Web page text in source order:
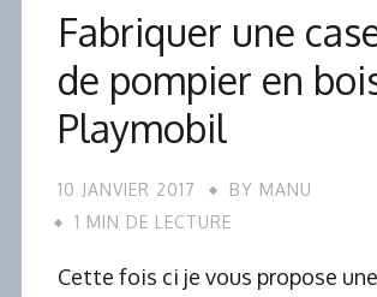
Fabriquer une
de pompier en
Playmobil
10 JANVIER 2017 BY MANU
1 MIN DE LECTURE
Cette fois ci je vous propose